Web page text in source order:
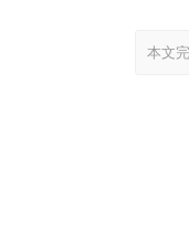
本文